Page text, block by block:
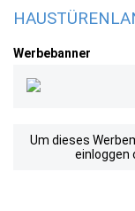
Werbebanner
Um dieses
einloggen